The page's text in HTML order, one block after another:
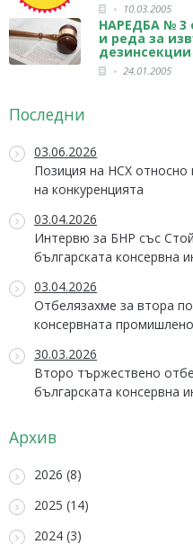
10.03.2005
НАРЕДБА № 3
и реда за
24.01.2005
Последни
03.06.2026
Позиция на НСХ относно
на конкуренцията
03.04.2026
Интервю за БНР със
българската консервна
03.04.2026
Отбелязахме за втора
консервната
30.03.2026
Второ тържествено
българската консервна
Архив
2026 (8)
2025 (14)
2024 (3)